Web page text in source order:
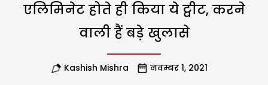
एलिमिनेट होते ही किया ये ट्वीट, करने
वाली हैं बड़े खुलासे
Kashish Mishra नवम्बर 1, 2021